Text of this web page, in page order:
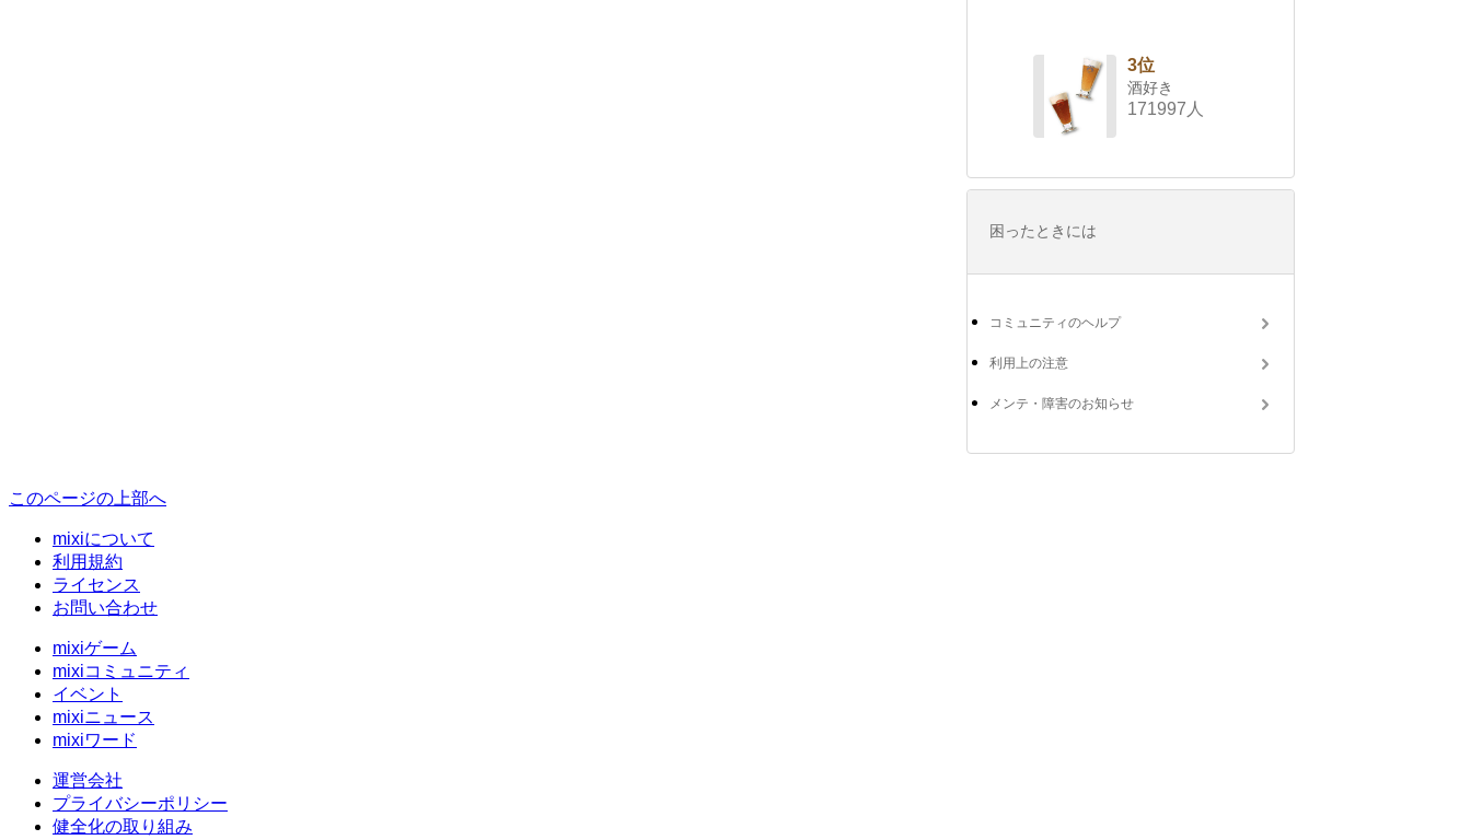
3位
酒好き
171997人
困ったときには
コミュニティのヘルプ
利用上の注意
メンテ・障害のお知らせ
このページの上部へ
mixiについて
利用規約
ライセンス
お問い合わせ
mixiゲーム
mixiコミュニティ
イベント
mixiニュース
mixiワード
運営会社
プライバシーポリシー
健全化の取り組み